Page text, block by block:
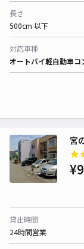
長さ
500cm 以下
対応車種
オートバイ軽自動車コ
宮
貸出時間
24時間営業